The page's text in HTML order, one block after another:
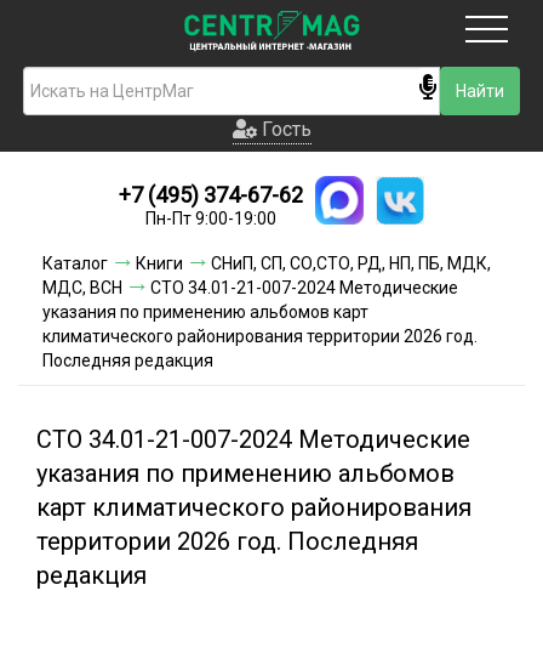
Гость
Новинки
Условия доставки
Условия оплаты
Гость
+7 (495) 374-67-62
Пн-Пт 9:00-19:00
Каталог Книги
СНиП, СП, СО,СТО, РД, НП, ПБ, МДК,
МДС, ВСН
СТО 34.01-21-007-2024 Методические
указания по применению альбомов карт
климатического районирования территории 2026 год.
Последняя редакция
СТО 34.01-21-007-2024 Методические
указания по применению альбомов
карт климатического районирования
территории 2026 год. Последняя
редакция